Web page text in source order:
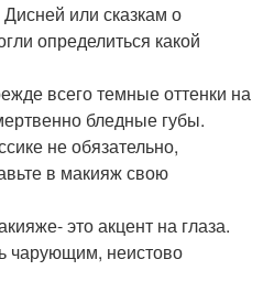
или сказкам о
определиться какой
всего темные оттенки на
бледные губы.
не обязательно,
в макияж свою
это акцент на глаза.
чарующим, неистово